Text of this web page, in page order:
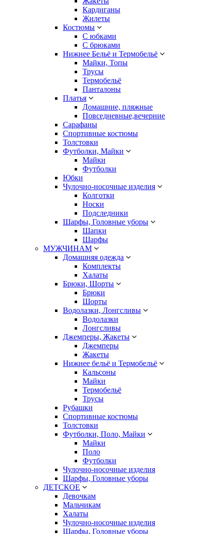
Кардиганы
Жилеты
Костюмы
С юбками
С брюками
Нижнее Бельё и Термобельё
Майки, Топы
Трусы
Термобельё
Панталоны
Платья
Домашние, пляжные
Повседневные,вечерние
Сарафаны
Спортивные костюмы
Толстовки
Футболки, Майки
Майки
Футболки
Юбки
Чулочно-носочные изделия
Колготки
Носки
Подследники
Шарфы, Головные уборы
Шапки
Шарфы
МУЖЧИНАМ
Домашняя одежда
Комплекты
Халаты
Брюки, Шорты
Брюки
Шорты
Водолазки, Лонгсливы
Водолазки
Лонгсливы
Джемперы, Жакеты
Джемперы
Жакеты
Нижнее бельё и Термобельё
Кальсоны
Майки
Термобельё
Трусы
Рубашки
Спортивные костюмы
Толстовки
Футболки, Поло, Майки
Майки
Поло
Футболки
Чулочно-носочные изделия
Шарфы, Головные уборы
ДЕТСКОЕ
Девочкам
Мальчикам
Халаты
Чулочно-носочные изделия
Шарфы, Головные уборы